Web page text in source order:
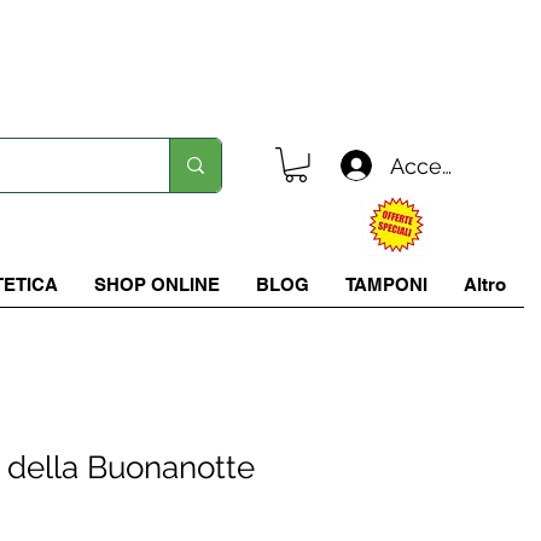
Accedi
SHOP ONLINE BLOG TAMPONI Altro
Buonanotte